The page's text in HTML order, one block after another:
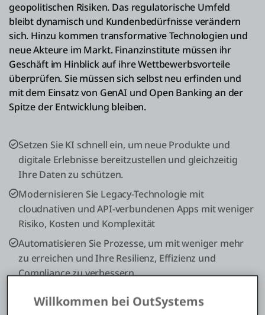
geopolitischen Risiken. Das regulatorische Umfeld
bleibt dynamisch und Kundenbedürfnisse verändern
sich. Hinzu kommen transformative Technologien und
neue Akteure im Markt. Finanzinstitute müssen ihr
Geschäft im Hinblick auf ihre Wettbewerbsvorteile
überprüfen. Sie müssen sich selbst neu erfinden und
mit dem Einsatz von GenAI und Open Banking an der
Spitze der Entwicklung bleiben.
Setzen Sie KI schnell ein, um neue Produkte und
digitale Erlebnisse bereitzustellen und gleichzeitig
Ihre Daten zu schützen.
Modernisieren Sie Legacy-Technologie mit
cloudnativen und API-verbundenen Apps mit weniger
Risiko, Kosten und Komplexität
Automatisieren Sie Prozesse, um mit weniger mehr
zu erreichen und Ihre Resilienz, Effizienz und
Compliance zu verbessern
den Zugriff auf Echtzeitdaten und personalisierte
Willkommen bei OutSystems